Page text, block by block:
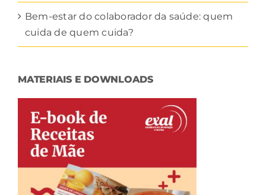
Bem-estar do colaborador da saúde: quem
cuida de quem cuida?
MATERIAIS E DOWNLOADS